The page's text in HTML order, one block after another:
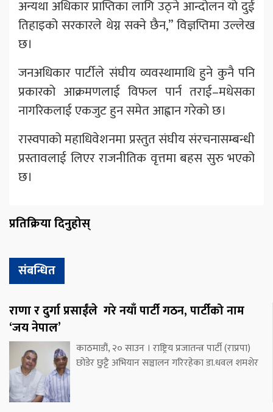
अन्यथा अधिकार प्राप्तिका लागि उठ्ने आन्दोलन यो दुई
तिहाइको सरकारले थेग्न सक्ने छैन,” विज्ञप्तिमा उल्लेख
छ।
जनअधिकार पार्टीले संघीय व्यवस्थामाथि हुने कुनै पनि
प्रकारको आक्रमणलाई विफल पार्न तराई–मधेसका
नागरिकलाई एकजुट हुन समेत आह्वान गरेको छ।
रास्वपाको महाधिवेशनमा प्रस्तुत संघीय संरचनासम्बन्धी
प्रस्तावलाई लिएर राजनीतिक वृत्तमा बहस सुरु भएको
छ।
प्रतिक्रिया दिनुहोस्
संबन्धित
राणा र दुर्गा प्रसाईंले गरे नयाँ पार्टी गठन, पार्टीको नाम
‘जय नेपाल’
काठमाडौं, २० साउन । राष्ट्रिय प्रजातन्त्र पार्टी (राप्रपा)
छोडेर छुट्टै अभियान सञ्चालन गरिरहेका डा.धवल शमशेर